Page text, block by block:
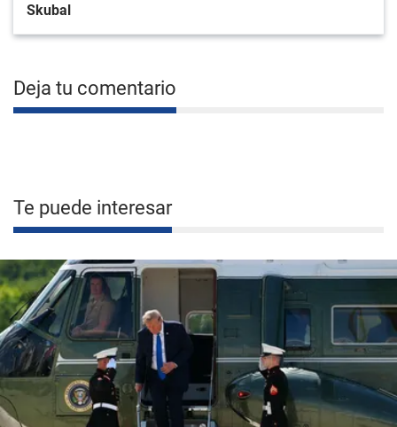
Skubal
Deja tu comentario
Te puede interesar